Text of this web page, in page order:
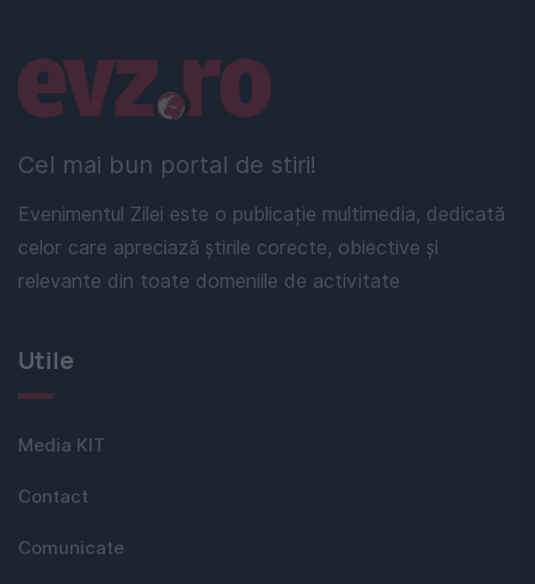
Cel mai bun portal de stiri!
Evenimentul Zilei este o publicație multimedia, dedicată
celor care apreciază știrile corecte, obiective și
relevante din toate domeniile de activitate
Linkuri utile
Utile
Media KIT
Contact
Comunicate